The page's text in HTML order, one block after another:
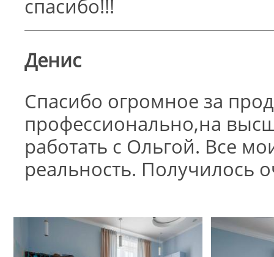
спасибо!!!
Денис
Спасибо огромное за
профессионально,на
работать с Ольгой. Все
реальность. Получилось